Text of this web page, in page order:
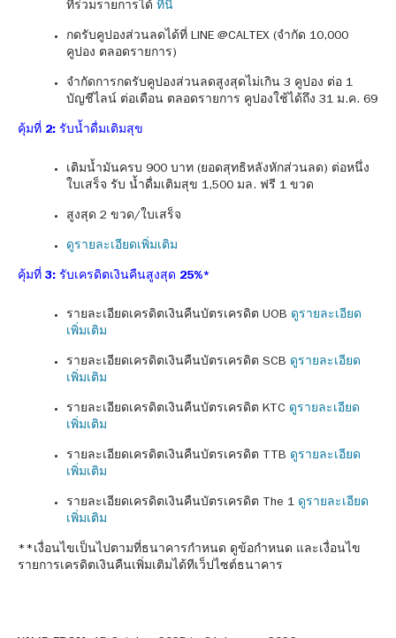
ที่ร่วมรายการได้ ที่นี่
กดรับคูปองส่วนลดได้ที่ LINE @CALTEX (จำกัด 10,000
คูปอง ตลอดรายการ)
จำกัดการกดรับคูปองส่วนลดสูงสุดไม่เกิน 3 คูปอง ต่อ 1
บัญชีไลน์ ต่อเดือน ตลอดรายการ คูปองใช้ได้ถึง 31 ม.ค. 69
คุ้มที่ 2: รับน้ำดื่มเติมสุข
เติมน้ำมันครบ 900 บาท (ยอดสุทธิหลังหักส่วนลด) ต่อหนึ่ง
ใบเสร็จ รับ น้ำดื่มเติมสุข 1,500 มล. ฟรี 1 ขวด
สูงสุด 2 ขวด/ใบเสร็จ
ดูรายละเอียดเพิ่มเติม
คุ้มที่ 3: รับเครดิตเงินคืนสูงสุด 25%*
รายละเอียดเครดิตเงินคืนบัตรเครดิต UOB ดูรายละเอียด
เพิ่มเติม
รายละเอียดเครดิตเงินคืนบัตรเครดิต SCB ดูรายละเอียด
เพิ่มเติม
รายละเอียดเครดิตเงินคืนบัตรเครดิต KTC ดูรายละเอียด
เพิ่มเติม
รายละเอียดเครดิตเงินคืนบัตรเครดิต TTB ดูรายละเอียด
เพิ่มเติม
รายละเอียดเครดิตเงินคืนบัตรเครดิต The 1 ดูรายละเอียด
เพิ่มเติม
**เงื่อนไขเป็นไปตามที่ธนาคารกำหนด ดูข้อกำหนด และเงื่อนไข
รายการเครดิตเงินคืนเพิ่มเติมได้ทีเว็ปไซต์ธนาคาร